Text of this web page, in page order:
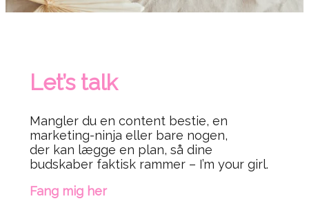
Let’s talk
Mangler du en content bestie, en
marketing-ninja eller bare nogen,
der kan lægge en plan, så dine
budskaber faktisk rammer – I’m your girl.
Fang mig her